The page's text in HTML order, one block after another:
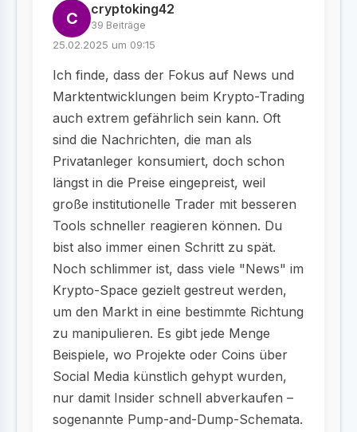
C cryptoking42
39 Beiträge
25.02.2025 um 09:15
Ich finde, dass der Fokus auf News und
Marktentwicklungen beim Krypto-Trading
auch extrem gefährlich sein kann. Oft
sind die Nachrichten, die man als
Privatanleger konsumiert, doch schon
längst in die Preise eingepreist, weil
große institutionelle Trader mit besseren
Tools schneller reagieren können. Du
bist also immer einen Schritt zu spät.
Noch schlimmer ist, dass viele "News" im
Krypto-Space gezielt gestreut werden,
um den Markt in eine bestimmte Richtung
zu manipulieren. Es gibt jede Menge
Beispiele, wo Projekte oder Coins über
Social Media künstlich gehypt wurden,
nur damit Insider schnell abverkaufen –
sogenannte Pump-and-Dump-Schemata.